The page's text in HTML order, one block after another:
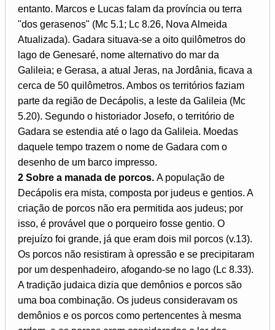
entanto. Marcos e Lucas falam da província ou terra
"dos gerasenos" (Mc 5.1; Lc 8.26, Nova Almeida
Atualizada). Gadara situava-se a oito quilômetros do
lago de Genesaré, nome alternativo do mar da
Galileia; e Gerasa, a atual Jeras, na Jordânia, ficava a
cerca de 50 quilômetros. Ambos os territórios faziam
parte da região de Decápolis, a leste da Galileia (Mc
5.20). Segundo o historiador Josefo, o território de
Gadara se estendia até o lago da Galileia. Moedas
daquele tempo trazem o nome de Gadara com o
desenho de um barco impresso.
2 Sobre a manada de porcos. A população de
Decápolis era mista, composta por judeus e gentios. A
criação de porcos não era permitida aos judeus; por
isso, é provável que o porqueiro fosse gentio. O
prejuízo foi grande, já que eram dois mil porcos (v.13).
Os porcos não resistiram à opressão e se precipitaram
por um despenhadeiro, afogando-se no lago (Lc 8.33).
A tradição judaica dizia que demônios e porcos são
uma boa combinação. Os judeus consideravam os
demônios e os porcos como pertencentes à mesma